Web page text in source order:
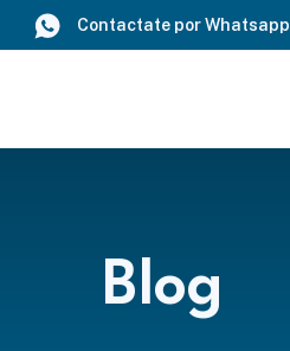
Saltar
Contactate por Whatsapp
Blog